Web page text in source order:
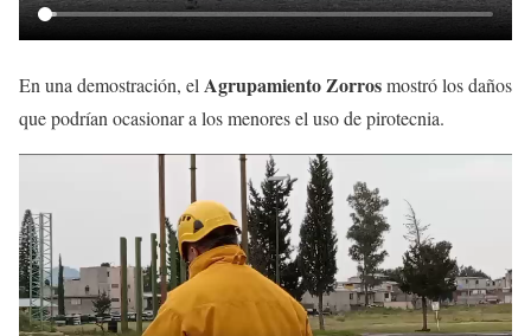
En una demostración, elAgrupamiento Zorrosmostró los daños
que podrían ocasionar a los menores el uso de pirotecnia.